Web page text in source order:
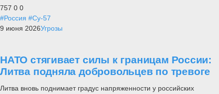
757 0 0
#Россия #Су-57
9 июня 2026Угрозы
НАТО стягивает силы к границам России:
Литва подняла добровольцев по тревоге
Литва вновь поднимает градус напряженности у российских